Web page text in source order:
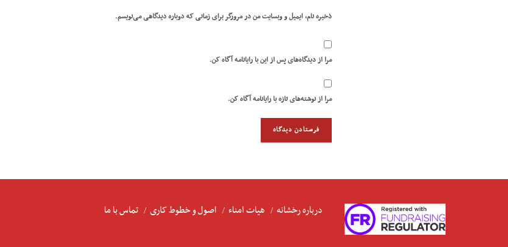
ذخیره نام، ایمیل و وبسایت من در مرورگر برای زمانی که دوباره دیدگاهی می‌نویسم.
مرا از دیدگاه‌های پس از این با رایانامه آگاه کن.
مرا از نوشته‌های تازه با رایانامه آگاه کن.
درباره رخشانه هیات امناء اصول و خطوط کاری تماس با ما